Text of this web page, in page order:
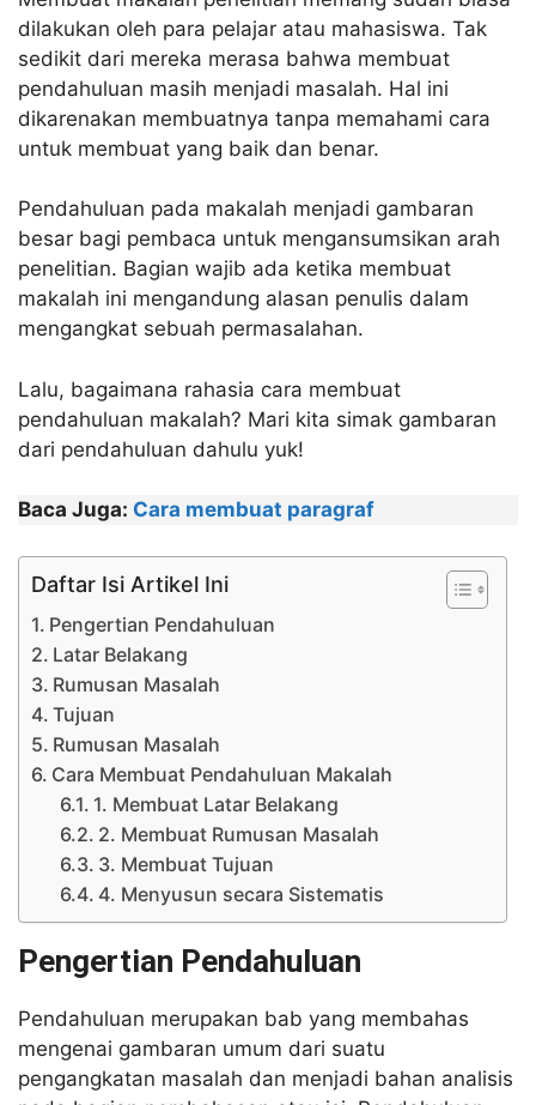
dilakukan oleh para pelajar atau mahasiswa. Tak
sedikit dari mereka merasa bahwa membuat
pendahuluan masih menjadi masalah. Hal ini
dikarenakan membuatnya tanpa memahami cara
untuk membuat yang baik dan benar.
Pendahuluan pada makalah menjadi gambaran
besar bagi pembaca untuk mengansumsikan arah
penelitian. Bagian wajib ada ketika membuat
makalah ini mengandung alasan penulis dalam
mengangkat sebuah permasalahan.
Lalu, bagaimana rahasia cara membuat
pendahuluan makalah? Mari kita simak gambaran
dari pendahuluan dahulu yuk!
Baca Juga: Cara membuat paragraf
Daftar Isi Artikel Ini
Pengertian Pendahuluan
Latar Belakang
Rumusan Masalah
Tujuan
Rumusan Masalah
Cara Membuat Pendahuluan Makalah
1. Membuat Latar Belakang
2. Membuat Rumusan Masalah
3. Membuat Tujuan
4. Menyusun secara Sistematis
Pengertian Pendahuluan
Pendahuluan merupakan bab yang membahas
mengenai gambaran umum dari suatu
pengangkatan masalah dan menjadi bahan analisis